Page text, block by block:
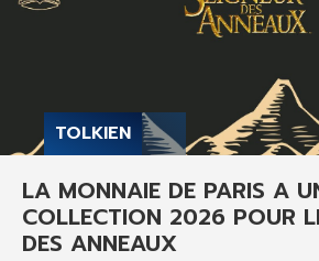
TOLKIEN
LA MONNAIE DE PARIS A
COLLECTION 2026 POUR
DES ANNEAUX